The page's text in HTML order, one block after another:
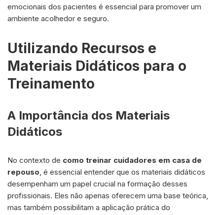
emocionais dos pacientes é essencial para promover um
ambiente acolhedor e seguro.
Utilizando Recursos e
Materiais Didáticos para o
Treinamento
A Importância dos Materiais
Didáticos
No contexto de como treinar cuidadores em casa de
repouso , é essencial entender que os materiais didáticos
desempenham um papel crucial na formação desses
profissionais. Eles não apenas oferecem uma base teórica,
mas também possibilitam a aplicação prática do